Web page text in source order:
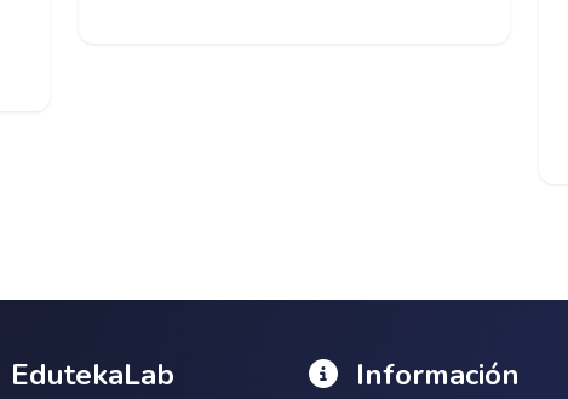
EdutekaLab Información